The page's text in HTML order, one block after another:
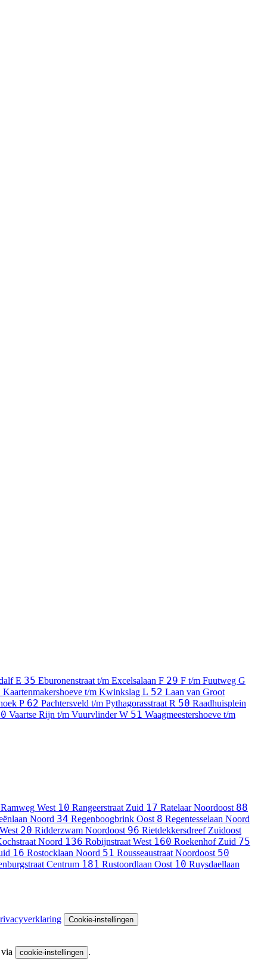
E 35 Eburonenstraat t/m Excelsalaan F 29 F t/m Fuutweg G
Kaartenmakershoeve t/m Kwinkslag L 52 Laan van Groot
P 62 Pachtersveld t/m Pythagorasstraat R 50 Raadhuisplein
Vaartse Rijn t/m VuurvlinderW 51 Waagmeestershoeve t/m
Ramweg West 10 Rangeerstraat Zuid 17 Ratelaar Noordoost 88
Noord 34 Regenboogbrink Oost 8 Regentesselaan Noord
West 20 Ridderzwam Noordoost 96 Rietdekkersdreef Zuidoost
Noord 136 Robijnstraat West 160 Roekenhof Zuid 75
16 Rostocklaan Noord 51 Rousseaustraat Noordoost 50
Centrum 181 Rustoordlaan Oost 10 Ruysdaellaan
Cookie-instellingen
cookie-instellingen .